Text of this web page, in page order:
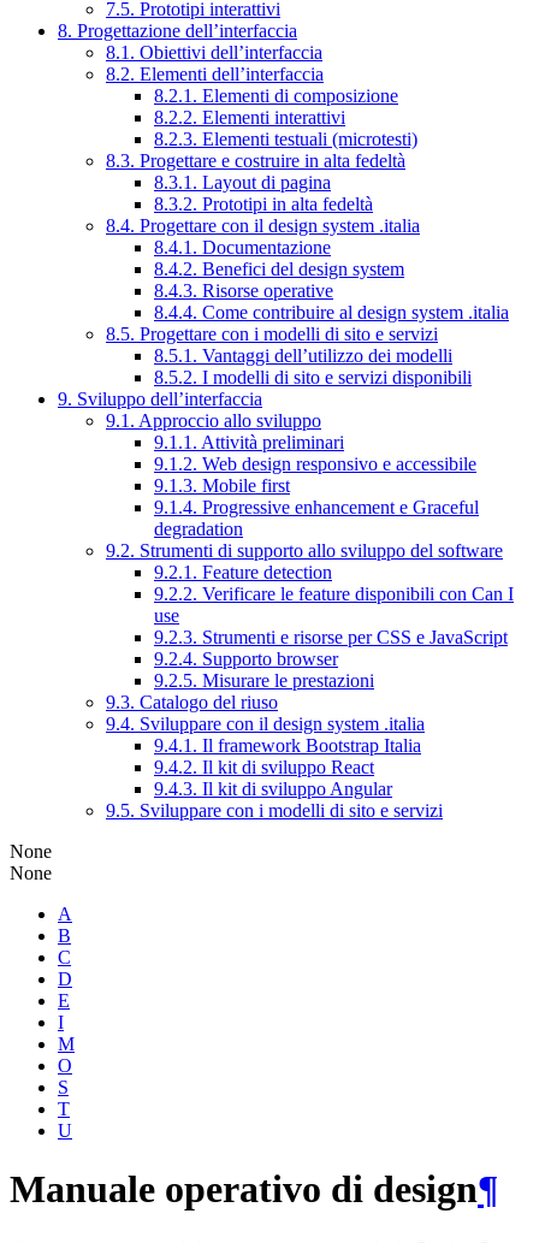
7.5. Prototipi interattivi
8. Progettazione dell’interfaccia
8.1. Obiettivi dell’interfaccia
8.2. Elementi dell’interfaccia
8.2.1. Elementi di composizione
8.2.2. Elementi interattivi
8.2.3. Elementi testuali (microtesti)
8.3. Progettare e costruire in alta fedeltà
8.3.1. Layout di pagina
8.3.2. Prototipi in alta fedeltà
8.4. Progettare con il design system .italia
8.4.1. Documentazione
8.4.2. Benefici del design system
8.4.3. Risorse operative
8.4.4. Come contribuire al design system .italia
8.5. Progettare con i modelli di sito e servizi
8.5.1. Vantaggi dell’utilizzo dei modelli
8.5.2. I modelli di sito e servizi disponibili
9. Sviluppo dell’interfaccia
9.1. Approccio allo sviluppo
9.1.1. Attività preliminari
9.1.2. Web design responsivo e accessibile
9.1.3. Mobile first
9.1.4. Progressive enhancement e Graceful
degradation
9.2. Strumenti di supporto allo sviluppo del software
9.2.1. Feature detection
9.2.2. Verificare le feature disponibili con Can I
use
9.2.3. Strumenti e risorse per CSS e JavaScript
9.2.4. Supporto browser
9.2.5. Misurare le prestazioni
9.3. Catalogo del riuso
9.4. Sviluppare con il design system .italia
9.4.1. Il framework Bootstrap Italia
9.4.2. Il kit di sviluppo React
9.4.3. Il kit di sviluppo Angular
9.5. Sviluppare con i modelli di sito e servizi
None
None
A
B
C
D
E
I
M
O
S
T
U
Manuale operativo di design¶